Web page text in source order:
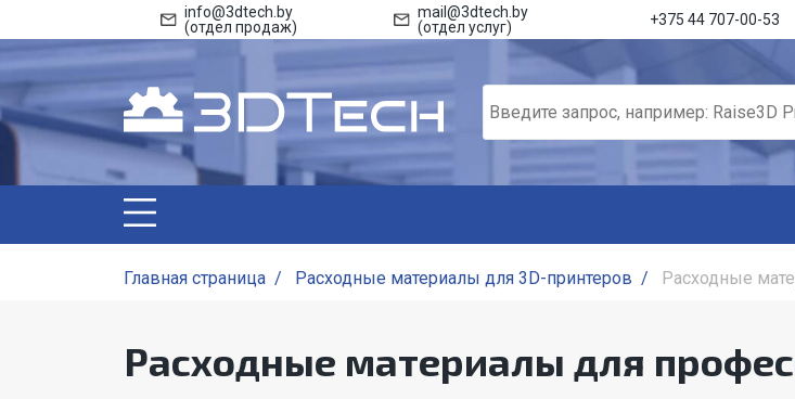
info@3dtech.by
(отдел продаж)
mail@3dtech.by
(отдел услуг)
+375 44 707-00-53
Главная страница / Расходные материалы для 3D-принтеров / Расходные
Расходные материалы для